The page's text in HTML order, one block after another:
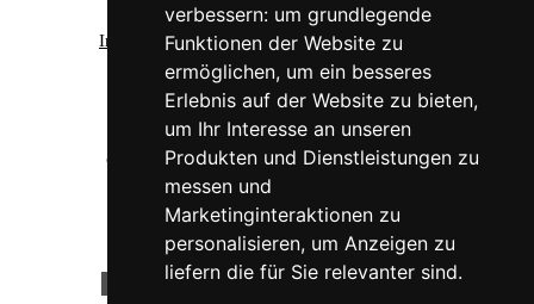
verbessern: um grundlegende
Funktionen der Website zu
ermöglichen, um ein besseres
Erlebnis auf der Website zu bieten,
um Ihr Interesse an unseren
Produkten und Dienstleistungen zu
messen und
Marketinginteraktionen zu
personalisieren, um Anzeigen zu
liefern die für Sie relevanter sind.
Waldbrunnerstraße 1,3100 St. Pölten
Impressum|Termine| Datenschutzerklärung
Barrierefreiheit
Vertrag widerrufen | Widerrufsbelehrung
✆ +43 660 4877501|info@maturastar.com
Mein Folder...